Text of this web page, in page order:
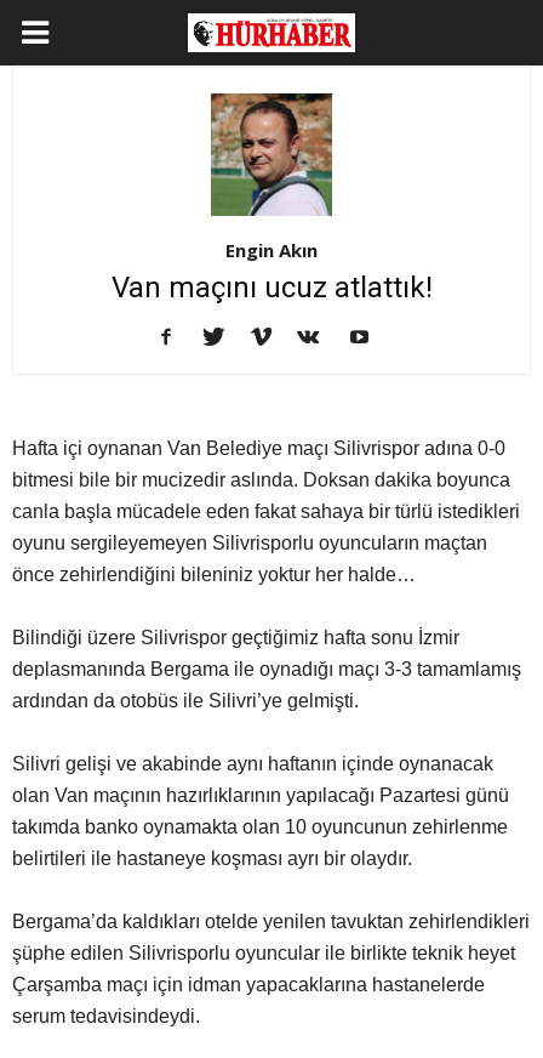
Engin Akın
Van maçını ucuz atlattık!
Hafta içi oynanan Van Belediye maçı Silivrispor adına 0-0
bitmesi bile bir mucizedir aslında. Doksan dakika boyunca
canla başla mücadele eden fakat sahaya bir türlü istedikleri
oyunu sergileyemeyen Silivrisporlu oyuncuların maçtan
önce zehirlendiğini bileniniz yoktur her halde…
Bilindiği üzere Silivrispor geçtiğimiz hafta sonu İzmir
deplasmanında Bergama ile oynadığı maçı 3-3 tamamlamış
ardından da otobüs ile Silivri’ye gelmişti.
Silivri gelişi ve akabinde aynı haftanın içinde oynanacak
olan Van maçının hazırlıklarının yapılacağı Pazartesi günü
takımda banko oynamakta olan 10 oyuncunun zehirlenme
belirtileri ile hastaneye koşması ayrı bir olaydır.
Bergama’da kaldıkları otelde yenilen tavuktan zehirlendikleri
şüphe edilen Silivrisporlu oyuncular ile birlikte teknik heyet
Çarşamba maçı için idman yapacaklarına hastanelerde
serum tedavisindeydi.